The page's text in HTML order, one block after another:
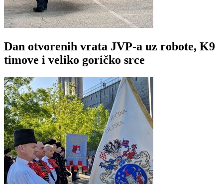
Dan otvorenih vrata JVP-a uz robote, K9
timove i veliko goričko srce